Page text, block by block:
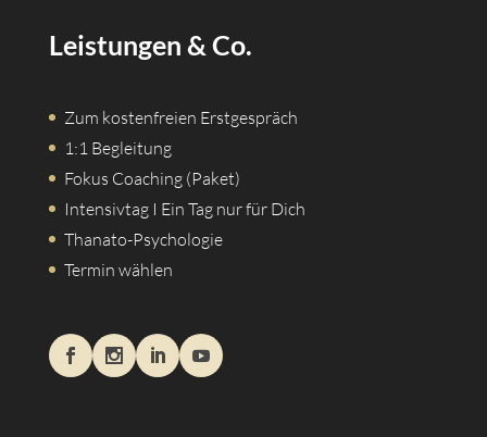
Leistungen & Co.
Zum kostenfreien Erstgespräch
1:1 Begleitung
Fokus Coaching (Paket)
Intensivtag I Ein Tag nur für Dich
Thanato-Psychologie
Termin wählen